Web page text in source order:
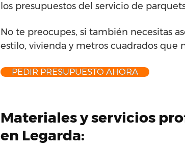
los presupuestos del servicio de
No te preocupes, si también necesitas
estilo, vivienda y metros cuadrados que
PEDIR PRESUPUESTO AHORA
Materiales y servicios
en Legarda: